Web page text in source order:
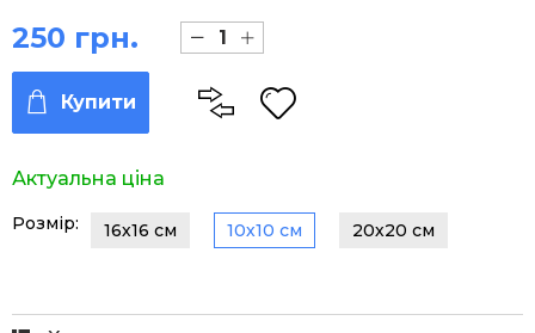
Розмір: 16х16 см 10х10 см 20х20 см
Актуальна ціна
250 грн.
Купити